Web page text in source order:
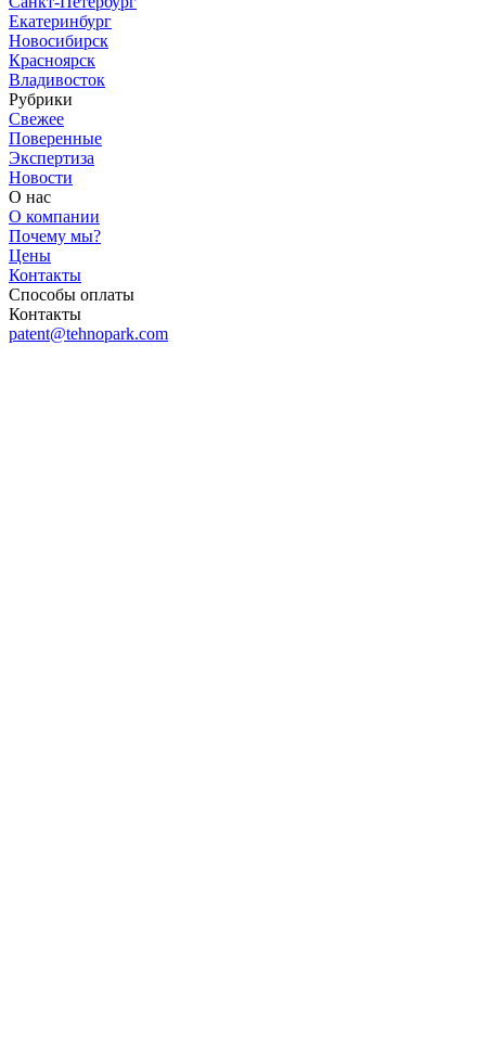
Екатеринбург
Новосибирск
Красноярск
Владивосток
Рубрики
Свежее
Поверенные
Экспертиза
Новости
О нас
О компании
Почему мы?
Цены
Контакты
Способы оплаты
Контакты
patent@tehnopark.com